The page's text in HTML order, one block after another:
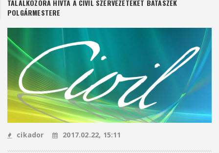
TALÁLKOZÓRA HÍVTA A CIVIL SZERVEZETEKET BÁTASZÉK
POLGÁRMESTERE
cikador 2017.02.22, 15:11